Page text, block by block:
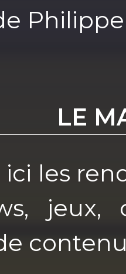
LE
les
jeux,